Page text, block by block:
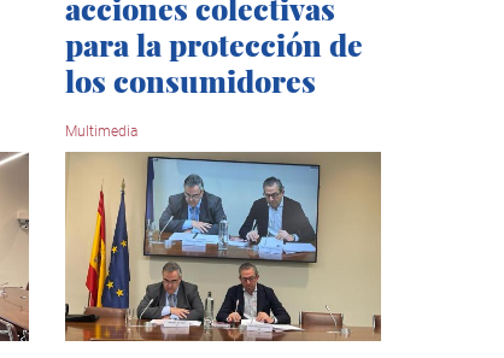
para la protección de
los consumidores
Multimedia